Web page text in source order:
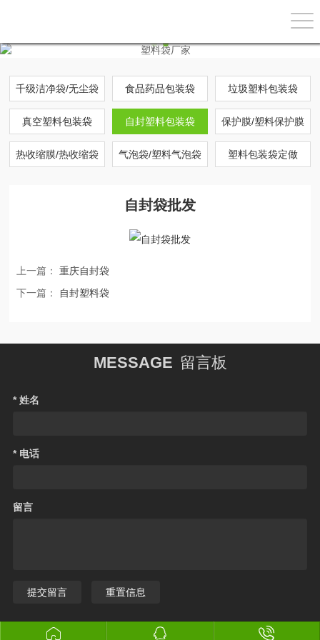
千级洁净袋/无尘袋 食品药品包装袋 垃圾塑料包装袋
真空塑料包装袋 自封塑料包装袋 保护膜/塑料保护膜
热收缩膜/热收缩袋 气泡袋/塑料气泡袋 塑料包装袋定做
自封袋批发
上一篇： 重庆自封袋
下一篇：
自封塑料袋
MESSAGE 留言板
* 姓名
* 电话
留言
提交留言 重置信息
  